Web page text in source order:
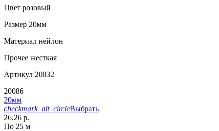
Цвет розовый
Размер 20мм
Материал нейлон
Прочее жесткая
Артикул 20032
20086
20мм
checkmark_alt_circleВыбрать
26.26 р.
По 25 м